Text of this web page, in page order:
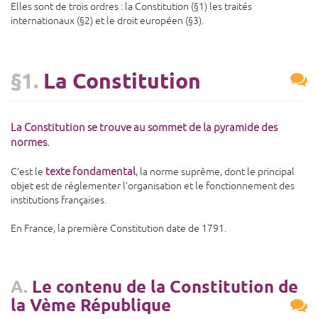
Elles sont de trois ordres : la Constitution (§1) les traités
internationaux (§2) et le droit européen (§3).
§1. La Constitution
La Constitution se trouve au sommet de la pyramide des
normes.
C’est le texte fondamental, la norme suprême, dont le principal
objet est de réglementer l’organisation et le fonctionnement des
institutions françaises.
En France, la première Constitution date de 1791.
A. Le contenu de la Constitution de
la Vème République